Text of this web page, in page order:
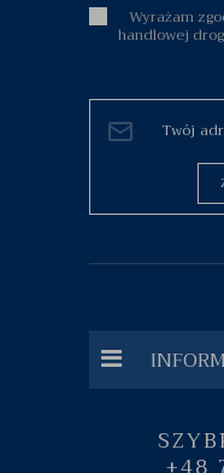
Wyrażam
handlowej